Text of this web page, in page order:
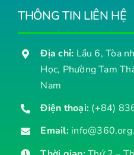
THÔNG TIN LIÊN HỆ
Địa chỉ: Lầu 6, Tòa
Học, Phường Tam
Nam
Điện thoại: (+84)
Email: